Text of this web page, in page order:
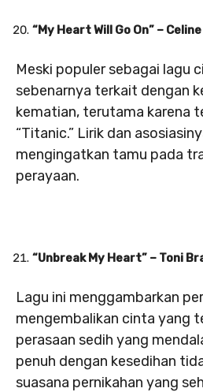
“My Heart Will Go On” –
Meski populer sebagai lagu
sebenarnya terkait dengan
kematian, terutama karena
“Titanic.” Lirik dan
mengingatkan tamu pada
perayaan.
“Unbreak My Heart” – Toni
Lagu ini menggambarkan
mengembalikan cinta yang
perasaan sedih yang
penuh dengan kesedihan
suasana pernikahan yang